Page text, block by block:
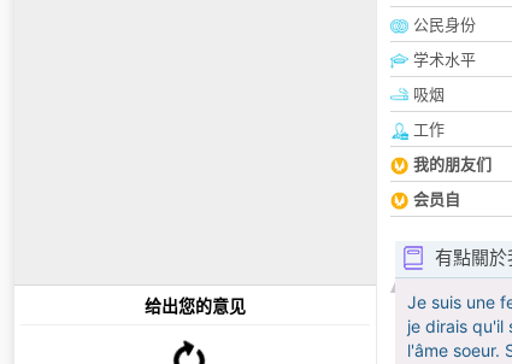
给出您的意见
公民身份
学术水平
吸烟
工作
我的朋友们
会员自
有點關於
Je suis une
je dirais qu'il
l'âme soeur.